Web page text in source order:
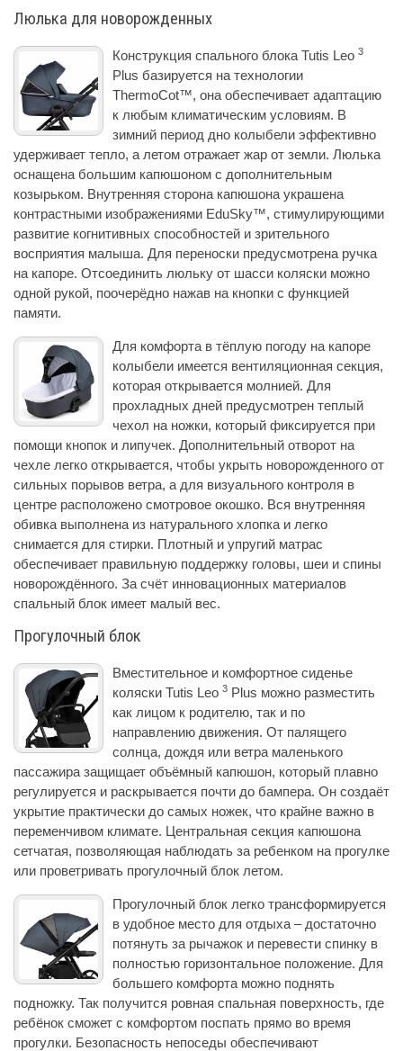
Люлька для новорожденных
Конструкция спального блока Tutis Leo 3
Plus базируется на технологии
ThermoCot™, она обеспечивает адаптацию
к любым климатическим условиям. В
зимний период дно колыбели эффективно
удерживает тепло, а летом отражает жар от земли. Люлька
оснащена большим капюшоном с дополнительным
козырьком. Внутренняя сторона капюшона украшена
контрастными изображениями EduSky™, стимулирующими
развитие когнитивных способностей и зрительного
восприятия малыша. Для переноски предусмотрена ручка
на капоре. Отсоединить люльку от шасси коляски можно
одной рукой, поочерёдно нажав на кнопки с функцией
памяти.
Для комфорта в тёплую погоду на капоре
колыбели имеется вентиляционная секция,
которая открывается молнией. Для
прохладных дней предусмотрен теплый
чехол на ножки, который фиксируется при
помощи кнопок и липучек. Дополнительный отворот на
чехле легко открывается, чтобы укрыть новорожденного от
сильных порывов ветра, а для визуального контроля в
центре расположено смотровое окошко. Вся внутренняя
обивка выполнена из натурального хлопка и легко
снимается для стирки. Плотный и упругий матрас
обеспечивает правильную поддержку головы, шеи и спины
новорождённого. За счёт инновационных материалов
спальный блок имеет малый вес.
Прогулочный блок
Вместительное и комфортное сиденье
коляски Tutis Leo 3 Plus можно разместить
как лицом к родителю, так и по
направлению движения. От палящего
солнца, дождя или ветра маленького
пассажира защищает объёмный капюшон, который плавно
регулируется и раскрывается почти до бампера. Он создаёт
укрытие практически до самых ножек, что крайне важно в
переменчивом климате. Центральная секция капюшона
сетчатая, позволяющая наблюдать за ребенком на прогулке
или проветривать прогулочный блок летом.
Прогулочный блок легко трансформируется
в удобное место для отдыха – достаточно
потянуть за рычажок и перевести спинку в
полностью горизонтальное положение. Для
большего комфорта можно поднять
подножку. Так получится ровная спальная поверхность, где
ребёнок сможет с комфортом поспать прямо во время
прогулки. Безопасность непоседы обеспечивают